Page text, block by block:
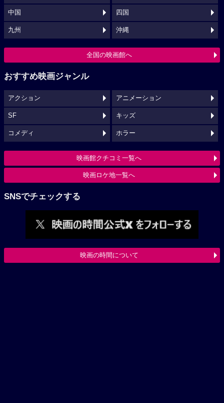
中国 四国
九州 沖縄
全国の映画館へ
おすすめ映画ジャンル
アクション アニメーション
SF キッズ
コメディ ホラー
映画館クチコミ一覧へ
映画ロケ地一覧へ
SNSでチェックする
映画の時間について